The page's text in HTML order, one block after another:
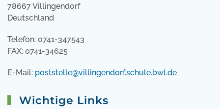
78667 Villingendorf
Deutschland
Telefon: 0741-347543
FAX: 0741-34625
E-Mail: poststelle@villingendorf.schule.bwl.de
Wichtige Links